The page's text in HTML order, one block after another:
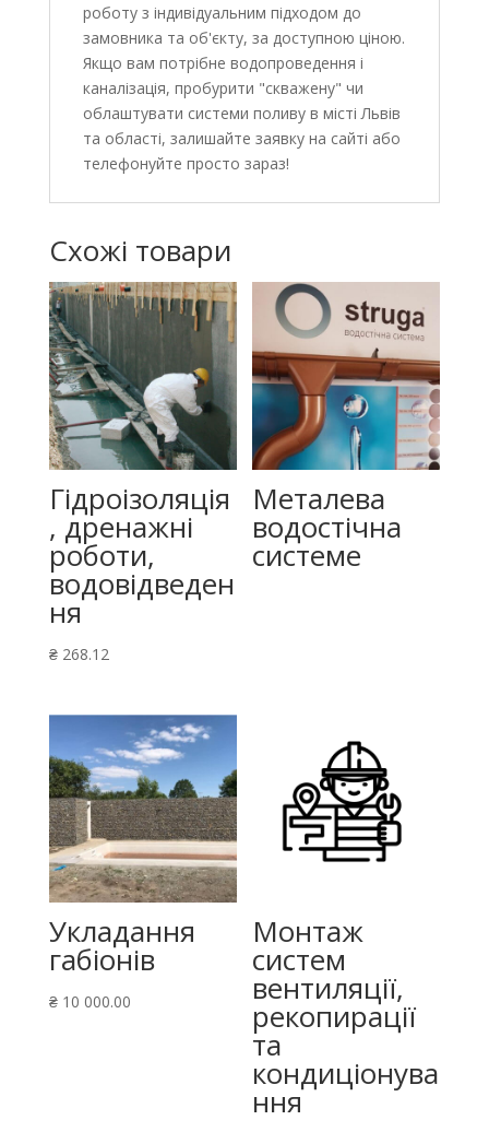
роботу з індивідуальним підходом до
замовника та об'єкту, за доступною ціною.
Якщо вам потрібне водопроведення і
каналізація, пробурити "скважену" чи
облаштувати системи поливу в місті Львів
та області, залишайте заявку на сайті або
телефонуйте просто зараз!
Схожі товари
Гідроізоляція
, дренажні
роботи,
водовідведен
ня
₴268.12
Металева
водостічна
системе
Укладання
габіонів
₴10 000.00
Монтаж
систем
вентиляції,
рекопирації
та
кондиціонува
ння